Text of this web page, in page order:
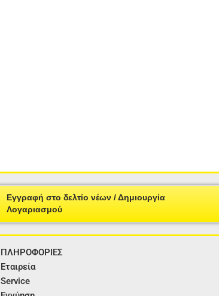
Εγγραφή στο δελτίο νέων / Δημιουργία
Λογαριασμού
ΠΛΗΡΟΦΟΡΙΕΣ
Εταιρεία
Service